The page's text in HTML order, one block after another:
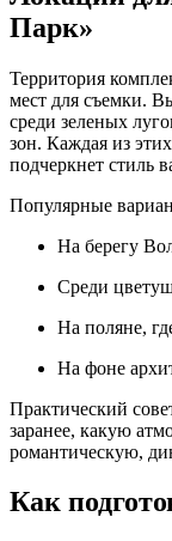
Парк»
Территория
мест для съемки.
среди зеленых
зон. Каждая из
подчеркнет стиль
Популярные
На берегу
Среди
На поляне,
На фоне
Практический
заранее, какую
романтическую,
Как